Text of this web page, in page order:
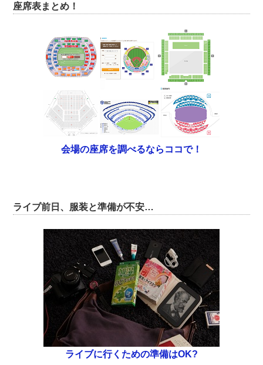
座席表まとめ！
会場の座席を調べるならココで！
ライブ前日、服装と準備が不安…
ライブに行くための準備はOK?